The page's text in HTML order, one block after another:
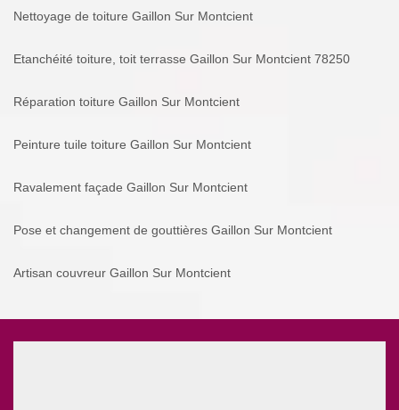
Nettoyage de toiture Gaillon Sur Montcient
Etanchéité toiture, toit terrasse Gaillon Sur Montcient 78250
Réparation toiture Gaillon Sur Montcient
Peinture tuile toiture Gaillon Sur Montcient
Ravalement façade Gaillon Sur Montcient
Pose et changement de gouttières Gaillon Sur Montcient
Artisan couvreur Gaillon Sur Montcient